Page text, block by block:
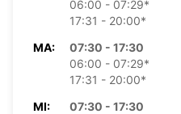
06:00 - 07:29*
17:31 - 20:00*
MA:
07:30 - 17:30
06:00 - 07:29*
17:31 - 20:00*
MI:
07:30 - 17:30